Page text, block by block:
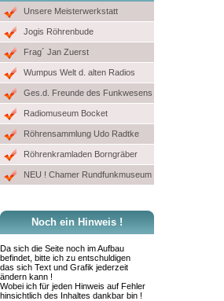
Unsere Meisterwerkstatt
Jogis Röhrenbude
Frag´ Jan Zuerst
Wumpus Welt d. alten Radios
Ges.d. Freunde des Funkwesens
Radiomuseum Bocket
Röhrensammlung Udo Radtke
Röhrenkramladen Borngräber
NEU ! Chamer Rundfunkmuseum
Noch ein Hinweis !
Da sich die Seite noch im Aufbau
befindet, bitte ich zu entschuldigen
das sich Text und Grafik jederzeit
ändern kann !
Wobei ich für jeden Hinweis auf Fehler
hinsichtlich des Inhaltes dankbar bin !